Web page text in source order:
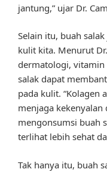
jantung,” ujar Dr.
Selain itu, buah
kulit kita. Menurut
dermatologi, vitamin
salak dapat
pada kulit. “Kolagen
menjaga
mengonsumsi buah
terlihat lebih sehat
Tak hanya itu, buah